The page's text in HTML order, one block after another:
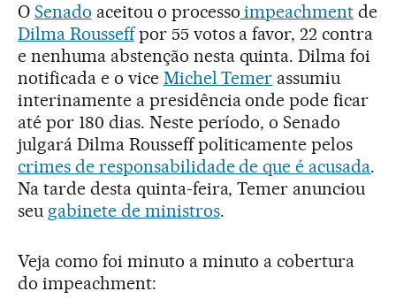
O Senado aceitou o processo impeachment de
Dilma Rousseffpor 55 votos a favor, 22 contra
e nenhuma abstenção nesta quinta. Dilma foi
notificada e o vice Michel Temer assumiu
interinamente a presidência onde pode ficar
até por 180 dias. Neste período, o Senado
julgará Dilma Rousseff politicamente pelos
crimes de responsabilidade de que é acusada.
Na tarde desta quinta-feira, Temer anunciou
seu gabinete de ministros.
Veja como foi minuto a minuto a cobertura
do impeachment: